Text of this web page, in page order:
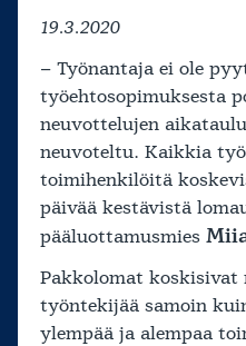
19.3.2020
– Työnantaja ei ole
työehtosopimuksesta
neuvottelujen
neuvoteltu. Kaikkia
toimihenkilöitä
päivää kestävistä
pääluottamusmies
Pakkolomat koskisivat
työntekijää samoin
ylempää ja alempaa